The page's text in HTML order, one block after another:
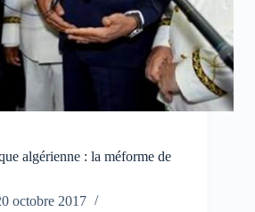
algérienne : la méforme de
octobre 2017